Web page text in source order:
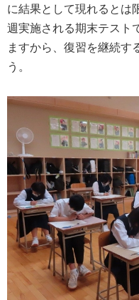
に結果として現れるとは
週実施される期末テスト
ますから、復習を継続す
う。